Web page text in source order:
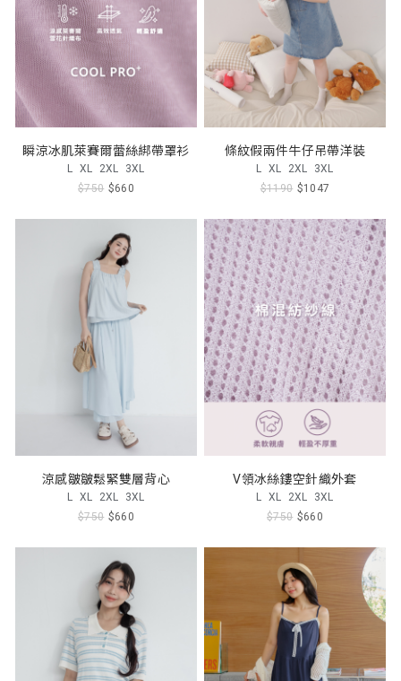
瞬涼冰肌萊賽爾蕾絲綁帶罩衫
L XL 2XL 3XL
$750 $660
條紋假兩件牛仔吊帶洋裝
L XL 2XL 3XL
$1190 $1047
涼感皺皺鬆緊雙層背心
L XL 2XL 3XL
$750 $660
V領冰絲鏤空針織外套
L XL 2XL 3XL
$750 $660